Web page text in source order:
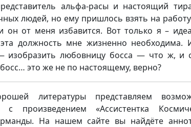
альфа-расы и настоящий
людей, но ему пришлось взять на
он от меня избавится. Вот только я –
эта должность мне жизненно необходима.
изобразить любовницу босса — что ж, и
это же не по настоящему, верно?
литературы представляем
с произведением «Ассистентка
На нашем сайте вы найдёте